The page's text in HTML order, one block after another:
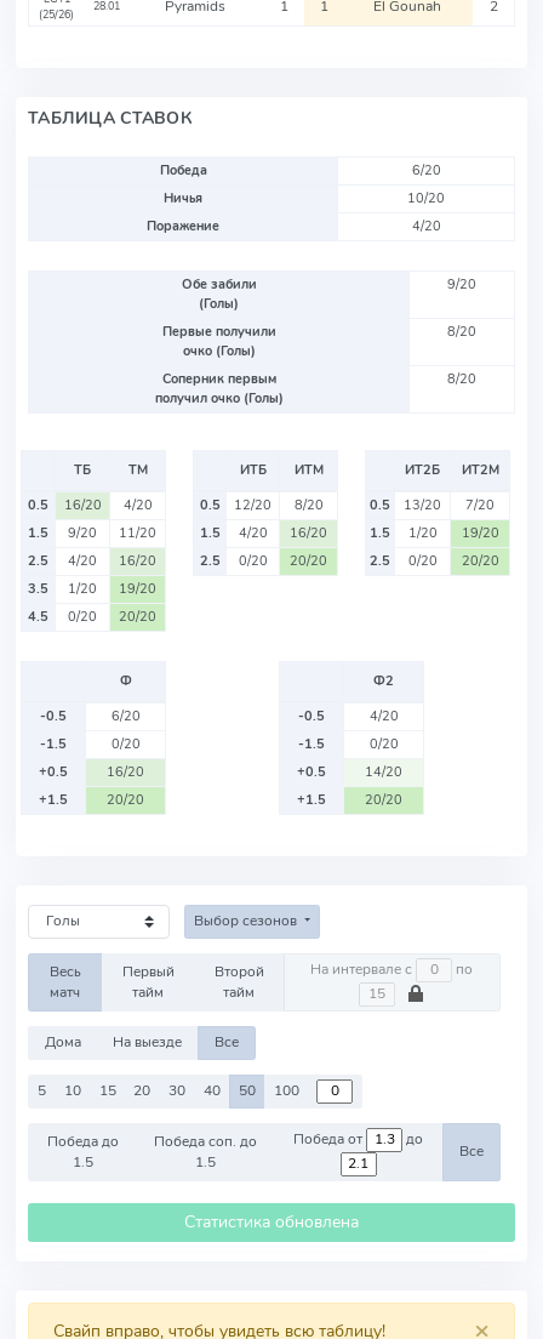
(25/26)
28.01 Pyramids 1 1 El Gounah 2
ТАБЛИЦА СТАВОК
Победа
6/20
Ничья
10/20
Поражение
4/20
Обе забили
(Голы)
9/20
Первые получили
очко (Голы)
8/20
Соперник первым
получил очко (Голы)
8/20
ТБ
ТМ
0.5
16/20
4/20
1.5
9/20
11/20
2.5
4/20
16/20
3.5
1/20
19/20
4.5
0/20 20/20
ИТБ
ИТМ
0.5
12/20
8/20
1.5
4/20
16/20
2.5
0/20 20/20
ИТ2Б
ИТ2М
0.5
13/20
7/20
1.5
1/20
19/20
2.5
0/20 20/20
Ф
-0.5
6/20
-1.5
0/20
+0.5
16/20
+1.5
20/20
Ф2
-0.5
4/20
-1.5
0/20
+0.5
14/20
+1.5
20/20
Выбор сезонов
Весь
матч
Первый
тайм
Второй
тайм
На интервале с по
Дома На выезде Все
5 10 15 20 30 40 50 100
Победа до
1.5
Победа соп. до
1.5
Победа от до
Все
Статистика обновлена
×
Свайп вправо, чтобы увидеть всю таблицу!